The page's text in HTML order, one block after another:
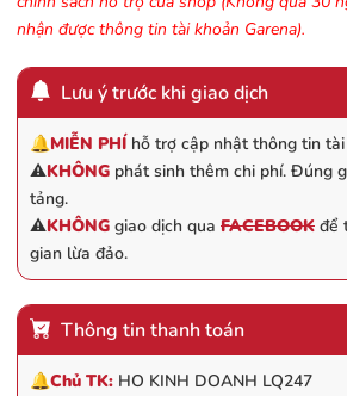
nhận được thông tin tài khoản Garena).
Lưu ý trước khi giao dịch
🔔MIỄN PHÍ hỗ trợ cập nhật thông tin
⚠️KHÔNG phát sinh thêm chi phí. Đúng
tảng.
⚠️KHÔNG giao dịch qua FACEBOOK để
gian lừa đảo.
Thông tin thanh toán
🔔Chủ TK: HO KINH DOANH LQ247